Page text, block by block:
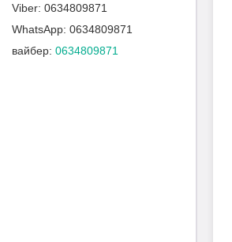
0634809871
0634809871
вайбер 0634809871